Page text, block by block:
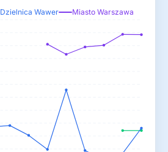
Dzielnica Wawer Miasto Warszawa